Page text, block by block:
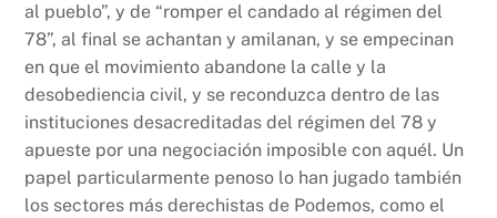
al pueblo”, y de “romper el candado al régimen del
78”, al final se achantan y amilanan, y se empecinan
en que el movimiento abandone la calle y la
desobediencia civil, y se reconduzca dentro de las
instituciones desacreditadas del régimen del 78 y
apueste por una negociación imposible con aquél. Un
papel particularmente penoso lo han jugado también
los sectores más derechistas de Podemos, como el